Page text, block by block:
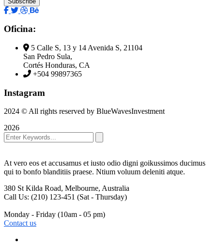
Oficina:
5 Calle S, 13 y 14 Avenida S, 21104
San Pedro Sula,
Cortés Honduras, CA
+504 99897365
Instagram
2024 © All rights reserved by BlueWavesInvestment
2026
At vero eos et accusamus et iusto odio digni goikussimos ducimus
qui to bonfo blanditiis praese. Ntium voluum deleniti atque.
380 St Kilda Road, Melbourne, Australia
Call Us: (210) 123-451 (Sat - Thursday)
Monday - Friday (10am - 05 pm)
Contact us